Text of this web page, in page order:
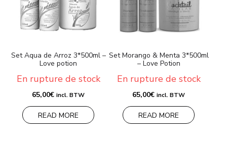
Set Aqua de Arroz 3*500ml –
Love potion
En rupture de stock
65,00€ incl. BTW
READ MORE
Set Morango & Menta 3*500ml
– Love Potion
En rupture de stock
65,00€ incl. BTW
READ MORE